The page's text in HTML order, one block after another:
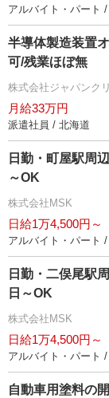
アルバイト・パート
半導体製造装置
可/残業ほぼ無
株式会社ジャパンク
月給33万円
派遣社員 / 北海道
日勤・町屋駅周
～OK
株式会社MSK
日給1万4,500円～
アルバイト・パート
日勤・二俣尾駅
日～OK
株式会社MSK
日給1万4,500円～
アルバイト・パート
自動車用塗料の